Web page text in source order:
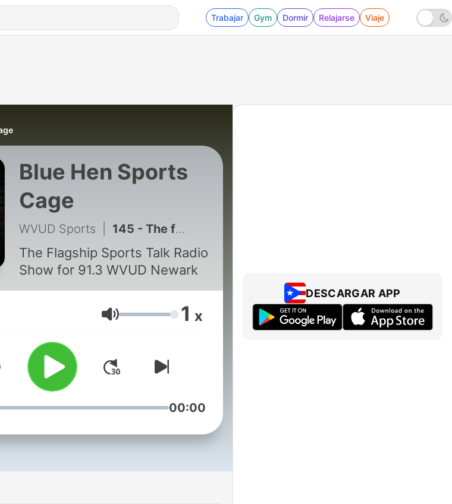
Trabajar Gym Dormir Relajarse Viaje
Blue Hen Sports
Cage
WVUD Sports 145 - The future of Delaware basketball and the 10 most impactful Delaware football players
The Flagship Sports Talk Radio
Show for 91.3 WVUD Newark
Volumen 1 x
00:00
DESCARGAR APP